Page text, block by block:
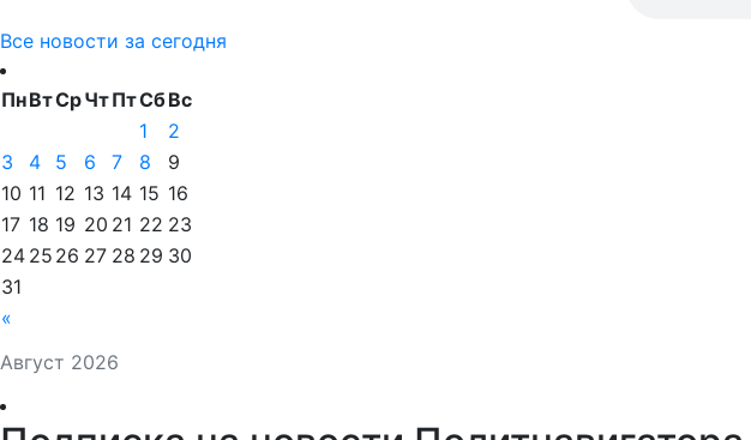
Все новости за сегодня
Август 2026
ПнВтСрЧтПтСбВс
«
1
2
3
4 5 6 7 8
9
10 11 12 13 14 15 16
17 18 19 20 21 22 23
24 25 26 27 28 29 30
31